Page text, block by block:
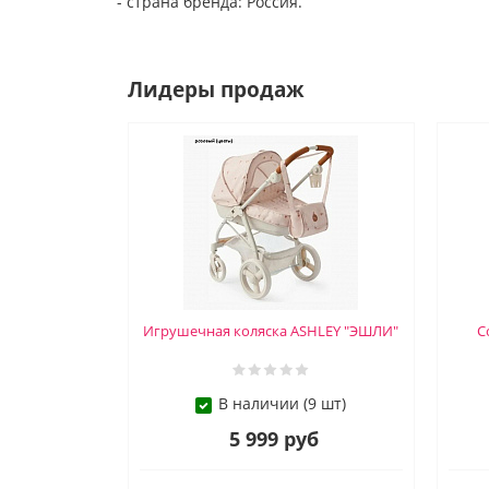
Лидеры продаж
Игрушечная коляска ASHLEY "ЭШЛИ"
В наличии (9 шт)
5 999 руб